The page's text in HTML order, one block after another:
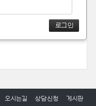
오시는길 상담신청
게시판